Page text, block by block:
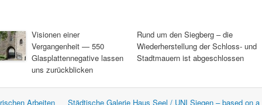
Visionen einer
Vergangenheit — 550
Glasplattennegative lassen
uns zurückblicken
Rund um den Siegberg – die
Wiederherstellung der Schloss- und
Stadtmauern ist abgeschlossen
Arbeiten Städtische Galerie Haus Seel / UNI Siegen – based on a